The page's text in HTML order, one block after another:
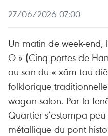
27/06/2026 07:00
Un matin de week-
O » (Cinq portes de
au son du « xâm tau
folklorique
wagon-salon. Par la
Quartier s’estompa
métallique du pont